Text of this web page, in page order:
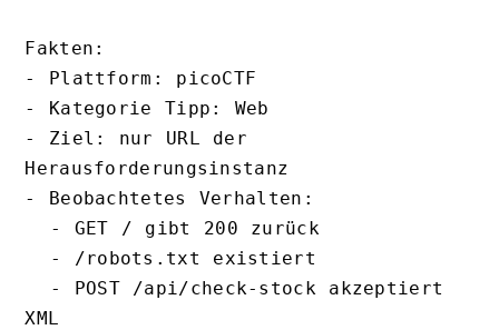
Fakten:
- Plattform: picoCTF
- Kategorie Tipp: Web
- Ziel: nur URL der
Herausforderungsinstanz
- Beobachtetes Verhalten:
XML